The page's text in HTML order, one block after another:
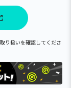
り扱いを確認してくださ